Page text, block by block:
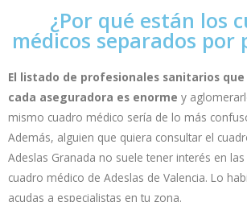
¿Por qué están los
médicos separados por
El listado de profesionales sanitarios
cada aseguradora es enorme y
mismo cuadro médico sería de lo más
Además, alguien que quiera consultar el
Adeslas Granada no suele tener interés en
cuadro médico de Adeslas de Valencia. Lo
acudas a especialistas en tu zona.